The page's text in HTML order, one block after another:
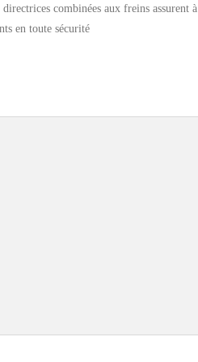
combinées aux freins assurent à
en toute sécurité